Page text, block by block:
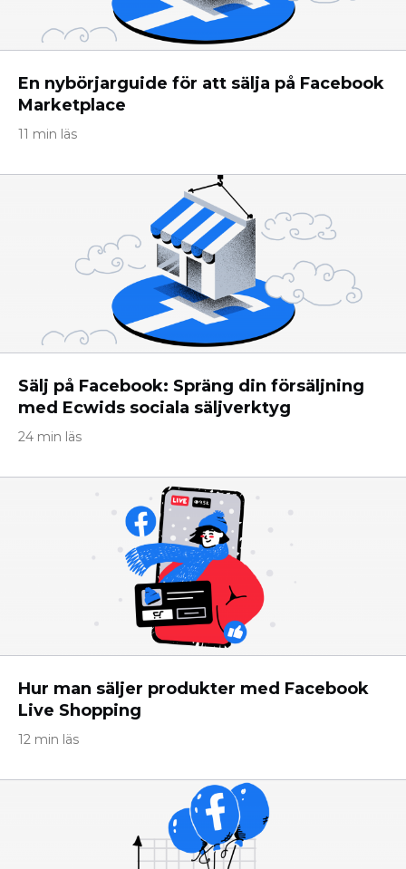
En nybörjarguide för att sälja på Facebook
Marketplace
11 min läs
Sälj på Facebook: Spräng din försäljning
med Ecwids sociala säljverktyg
24 min läs
Hur man säljer produkter med Facebook
Live Shopping
12 min läs